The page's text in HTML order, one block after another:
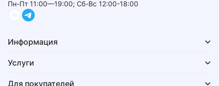
Пн-Пт 11:00—19:00; Сб-Вс 12:00-18:00
Информация
Услуги
Для покупателей